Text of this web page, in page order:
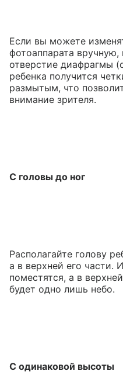
Если вы можете
фотоаппарата
отверстие диафрагмы
ребенка получится
размытым, что
внимание зрителя.
С головы до ног
Располагайте голову
а в верхней его части.
поместятся, а в
будет одно лишь небо.
С одинаковой высоты